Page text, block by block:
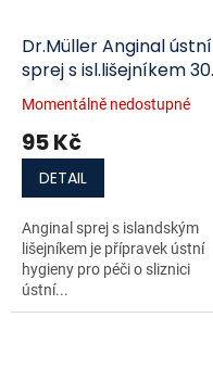
Dr.Müller Anginal ústní
sprej s isl.lišejníkem 30
ml
Momentálně nedostupné
95 Kč
DETAIL
Anginal sprej s islandským
lišejníkem je přípravek ústní
hygieny pro péči o sliznici
ústní...